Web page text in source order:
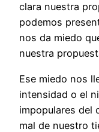
clara nuestra
podemos
nos da miedo
nuestra
Ese miedo nos
intensidad o el
impopulares del
mal de nuestro